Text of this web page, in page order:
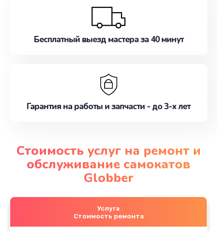
Бесплатный выезд мастера за 40 минут
Гарантия на работы и запчасти - до 3-х лет
Стоимость услуг на ремонт и
обслуживание самокатов
Globber
Услуга
Стоимость ремонта